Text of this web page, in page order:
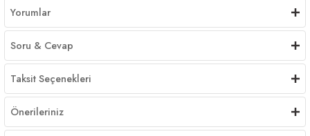
Yorumlar
Soru & Cevap
Taksit Seçenekleri
Önerileriniz